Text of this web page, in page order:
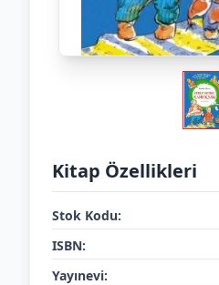
Kitap Özellikleri
Stok Kodu:
ISBN:
Yayınevi: